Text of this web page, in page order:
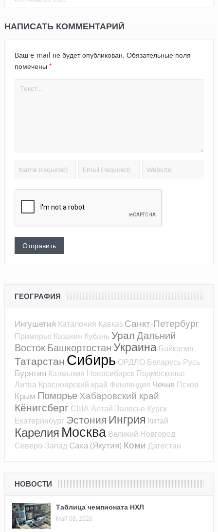
НАПИСАТЬ КОММЕНТАРИЙ
Ваш e-mail не будет опубликован. Обязательные поля
помечены *
ГЕОГРАФИЯ
Ингушетия Каталония Кавказ Санкт-Петербург
Приморье Казакия Кубань УралДальний
ВостокБашкортостан Украина Байкалия
Татарстан Сибирь ОРДЛО Беларусь Русь
Бурятия Калмыкия Новосибирск Подмосковье
Литва Красноярский край Финляндия Чечня Псков
Крым Поморье Хабаровский край
Кёнигсберг США Алтай Залесье Курск
Екатеринбург Эстония Ингрия Китай
Карелия Москва Великий Новгород
Северо-Запад Саха (Якутия) Коми Дагестан
НОВОСТИ
Таблица чемпионата НХЛ
Май 08, 2026